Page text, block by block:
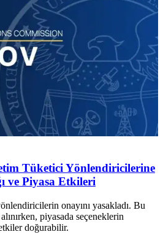
Tüketici Yönlendiricilerine
ve Piyasa Etkileri
onayını yasakladı. Bu
piyasada seçeneklerin
doğurabilir.